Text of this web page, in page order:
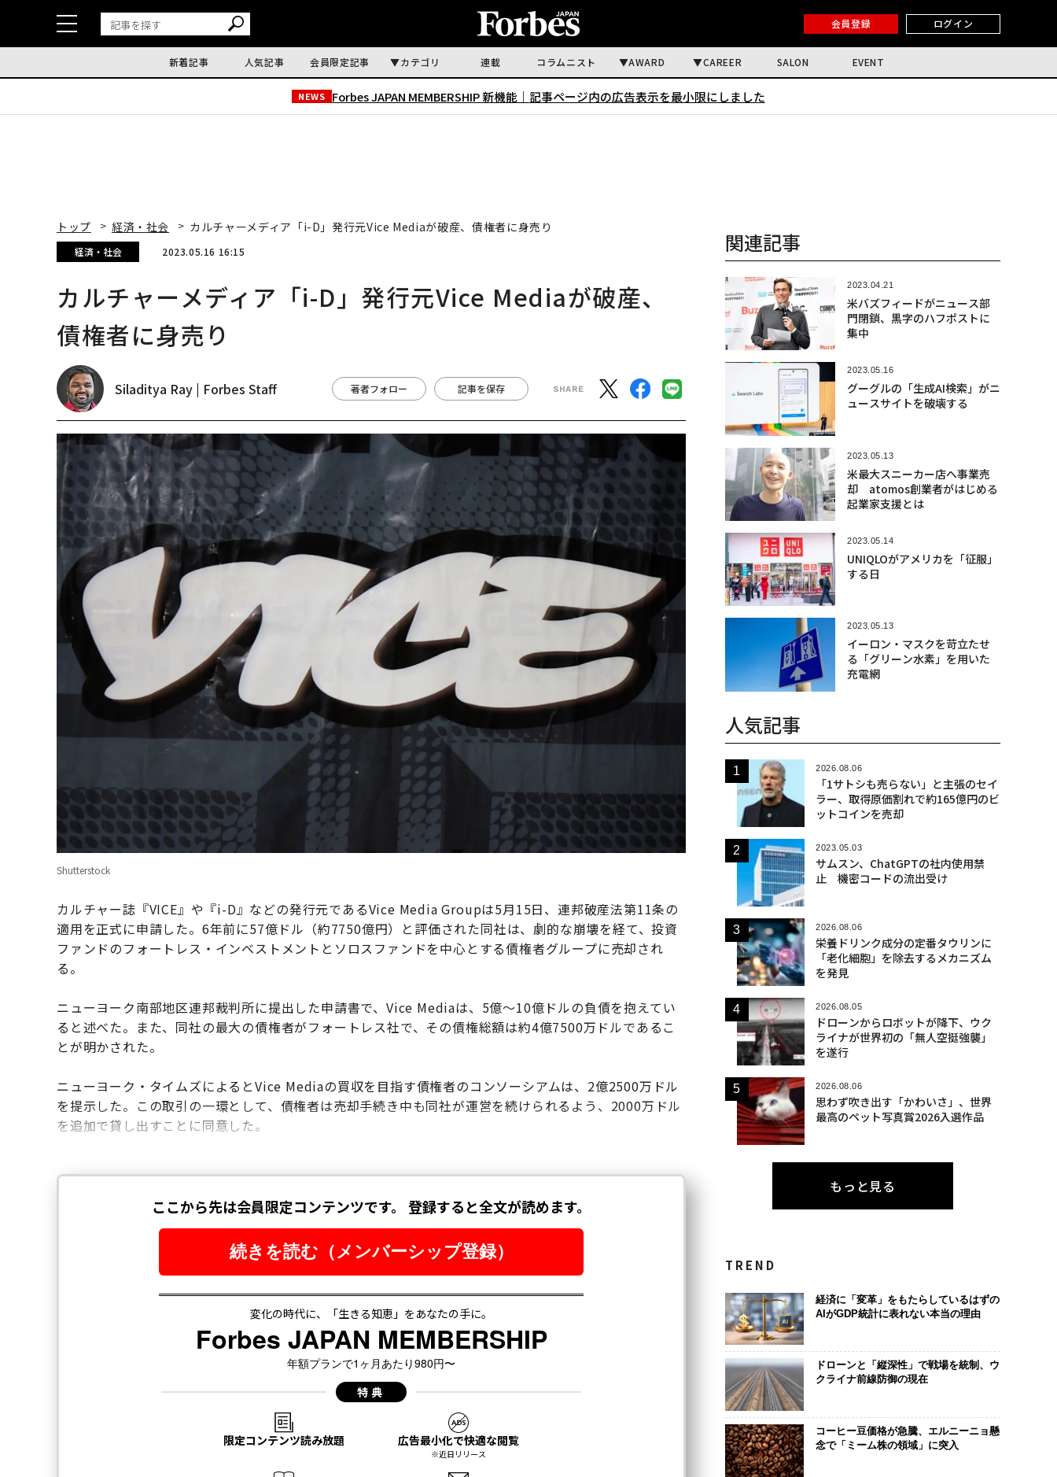
会員登録 ログイン
新着記事 人気記事 会員限定記事 カテゴリ 連載 コラムニスト AWARD CAREER SALON EVENT
NEWS Forbes JAPAN MEMBERSHIP 新機能｜ 記事ページ内の広告表示を最小限にしました
トップ 経済・社会 カルチャーメディア「i-D」発行元Vice Mediaが破産、債権者に身売り
経済・社会 2023.05.16 16:15
カルチャーメディア「i-D」発行元Vice Mediaが破産、
債権者に身売り
Siladitya Ray | Forbes Staff 著者フォロー 記事を保存
Shutterstock
カルチャー誌『VICE』や『i-D』などの発行元であるVice Media Groupは5月15日、連邦破産法第11条の
適用を正式に申請した。6年前に57億ドル（約7750億円）と評価された同社は、劇的な崩壊を経て、投資
ファンドのフォートレス・インベストメントとソロスファンドを中心とする債権者グループに売却され
る。
ニューヨーク南部地区連邦裁判所に提出した申請書で、Vice Mediaは、5億〜10億ドルの負債を抱えてい
ると述べた。また、同社の最大の債権者がフォートレス社で、その債権総額は約4億7500万ドルであるこ
とが明かされた。
ニューヨーク・タイムズによるとVice Mediaの買収を目指す債権者のコンソーシアムは、2億2500万ドル
を提示した。この取引の一環として、債権者は売却手続き中も同社が運営を続けられるよう、2000万ドル
を追加で貸し出すことに同意した。
関連記事
2023.04.21
米バズフィードがニュース部
門閉鎖、黒字のハフポストに
集中
2023.05.16
グーグルの「生成AI検索」がニ
ュースサイトを破壊する
2023.05.13
米最大スニーカー店へ事業売
却 atomos創業者がはじめる
起業家支援とは
2023.05.14
UNIQLOがアメリカを「征服」
する日
2023.05.13
イーロン・マスクを苛立たせ
る「グリーン水素」を用いた
充電網
人気記事
2026.08.06
「1サトシも売らない」と主張のセイ
ラー、取得原価割れで約165億円のビ
ットコインを売却
2023.05.03
サムスン、ChatGPTの社内使用禁
止 機密コードの流出受け
2026.08.06
栄養ドリンク成分の定番タウリンに
「老化細胞」を除去するメカニズム
を発見
2026.08.05
ドローンからロボットが降下、ウク
ライナが世界初の「無人空挺強襲」
を遂行
2026.08.06
思わず吹き出す「かわいさ」、世界
最高のペット写真賞2026入選作品
もっと見る
TREND
経済に「変革」をもたらしているはずの
AIがGDP統計に表れない本当の理由
ドローンと「縦深性」で戦場を統制、ウ
クライナ前線防御の現在
コーヒー豆価格が急騰、エルニーニョ懸
念で「ミーム株の領域」に突入